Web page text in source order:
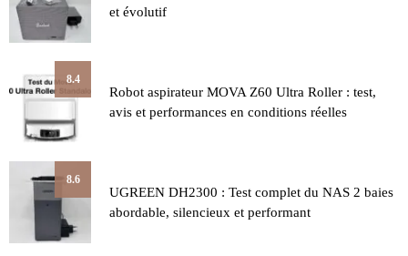
et évolutif
8.4
Robot aspirateur MOVA Z60 Ultra Roller : test,
avis et performances en conditions réelles
8.6
UGREEN DH2300 : Test complet du NAS 2 baies
abordable, silencieux et performant